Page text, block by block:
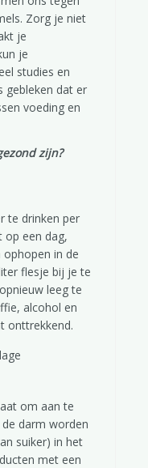
Zorg je niet
je
je
studies en
gebleken dat er
voeding en
zijn?
te drinken per
op een dag,
ophopen in de
flesje bij je te
leeg te
alcohol en
onttrekkend.
om aan te
darm worden
suiker) in het
met een